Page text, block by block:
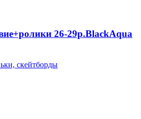
26-29р.BlackAqua
скейтборды